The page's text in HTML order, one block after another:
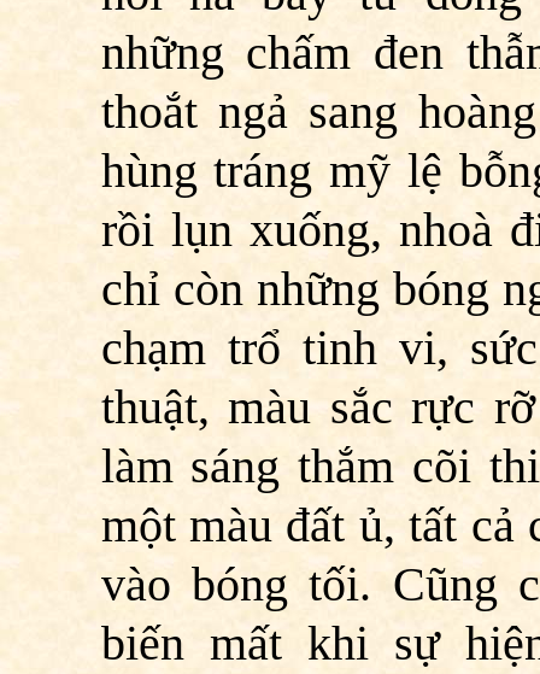
những chấm đen
thoắt ngả sang
hùng tráng mỹ lệ
rồi lụn xuống, nhoà
chỉ còn những bóng
chạm trổ tinh vi,
thuật, màu sắc rực
làm sáng thắm cõi
một màu đất ủ, tất cả
vào bóng tối. Cũng
biến mất khi sự